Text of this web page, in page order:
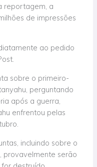
reportagem, a
de impressões
ao pedido
sobre o primeiro-
perguntando
após a guerra,
enfrentou pelas
incluindo sobre o
provavelmente serão